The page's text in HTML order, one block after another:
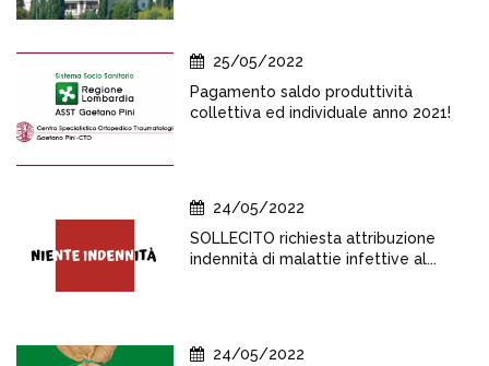
25/05/2022
Pagamento saldo produttività
collettiva ed individuale anno 2021!
24/05/2022
SOLLECITO richiesta attribuzione
indennità di malattie infettive al...
24/05/2022